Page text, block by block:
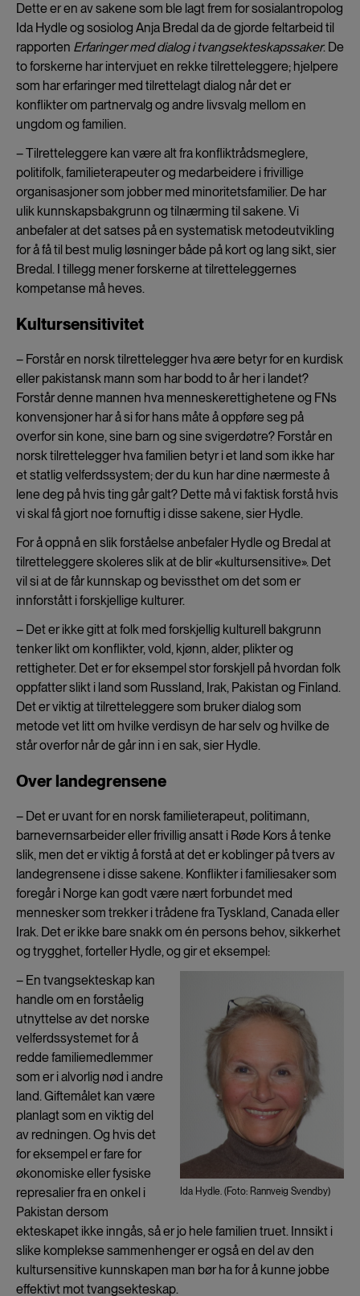
Dette er en av sakene som ble lagt frem for sosialantropolog
Ida Hydle og sosiolog Anja Bredal da de gjorde feltarbeid til
rapporten Erfaringer med dialog i tvangsekteskapssaker. De
to forskerne har intervjuet en rekke tilretteleggere; hjelpere
som har erfaringer med tilrettelagt dialog når det er
konflikter om partnervalg og andre livsvalg mellom en
ungdom og familien.
– Tilretteleggere kan være alt fra konfliktrådsmeglere,
politifolk, familieterapeuter og medarbeidere i frivillige
organisasjoner som jobber med minoritetsfamilier. De har
ulik kunnskapsbakgrunn og tilnærming til sakene. Vi
anbefaler at det satses på en systematisk metodeutvikling
for å få til best mulig løsninger både på kort og lang sikt, sier
Bredal. I tillegg mener forskerne at tilretteleggernes
kompetanse må heves.
Kultursensitivitet
– Forstår en norsk tilrettelegger hva ære betyr for en kurdisk
eller pakistansk mann som har bodd to år her i landet?
Forstår denne mannen hva menneskerettighetene og FNs
konvensjoner har å si for hans måte å oppføre seg på
overfor sin kone, sine barn og sine svigerdøtre? Forstår en
norsk tilrettelegger hva familien betyr i et land som ikke har
et statlig velferdssystem; der du kun har dine nærmeste å
lene deg på hvis ting går galt? Dette må vi faktisk forstå hvis
vi skal få gjort noe fornuftig i disse sakene, sier Hydle.
For å oppnå en slik forståelse anbefaler Hydle og Bredal at
tilretteleggere skoleres slik at de blir «kultursensitive». Det
vil si at de får kunnskap og bevissthet om det som er
innforstått i forskjellige kulturer.
– Det er ikke gitt at folk med forskjellig kulturell bakgrunn
tenker likt om konflikter, vold, kjønn, alder, plikter og
rettigheter. Det er for eksempel stor forskjell på hvordan folk
oppfatter slikt i land som Russland, Irak, Pakistan og Finland.
Det er viktig at tilretteleggere som bruker dialog som
metode vet litt om hvilke verdisyn de har selv og hvilke de
står overfor når de går inn i en sak, sier Hydle.
Over landegrensene
– Det er uvant for en norsk familieterapeut, politimann,
barnevernsarbeider eller frivillig ansatt i Røde Kors å tenke
slik, men det er viktig å forstå at det er koblinger på tvers av
landegrensene i disse sakene. Konflikter i familiesaker som
foregår i Norge kan godt være nært forbundet med
mennesker som trekker i trådene fra Tyskland, Canada eller
Irak. Det er ikke bare snakk om én persons behov, sikkerhet
og trygghet, forteller Hydle, og gir et eksempel:
Ida Hydle. (Foto: Rannveig Svendby)
– En tvangsekteskap kan
handle om en forståelig
utnyttelse av det norske
velferdssystemet for å
redde familiemedlemmer
som er i alvorlig nød i andre
land. Giftemålet kan være
planlagt som en viktig del
av redningen. Og hvis det
for eksempel er fare for
økonomiske eller fysiske
represalier fra en onkel i
Pakistan dersom
ekteskapet ikke inngås, så er jo hele familien truet. Innsikt i
slike komplekse sammenhenger er også en del av den
kultursensitive kunnskapen man bør ha for å kunne jobbe
effektivt mot tvangsekteskap.